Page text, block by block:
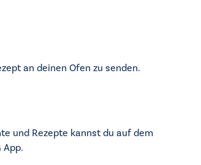
an deinen Ofen zu senden.
und Rezepte kannst du auf dem